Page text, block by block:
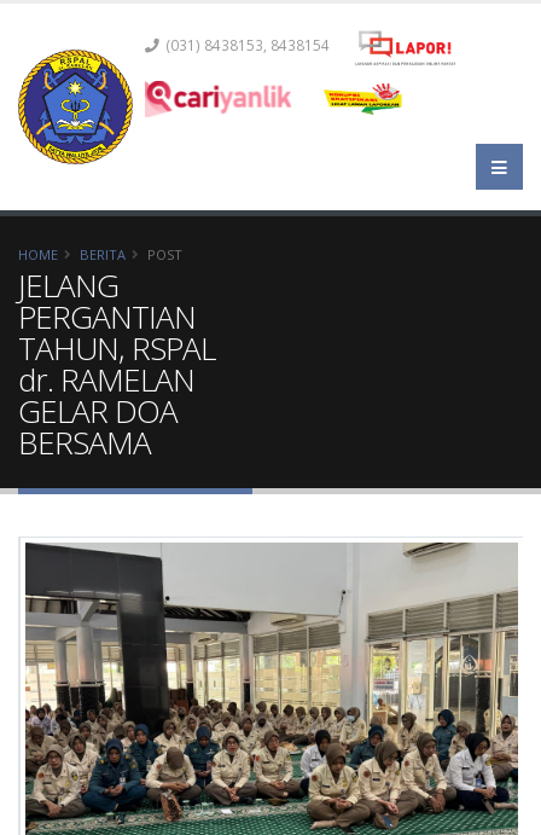
(031) 8438153, 8438154
HOME BERITA POST
JELANG
PERGANTIAN
TAHUN, RSPAL
dr. RAMELAN
GELAR DOA
BERSAMA